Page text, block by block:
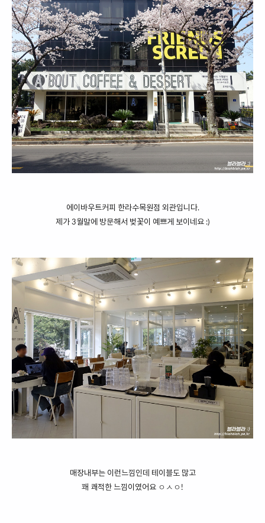
에이바우트커피 한라수목원점 외관입니다.
제가 3월말에 방문해서 벚꽃이 예쁘게 보이네요 :)
매장내부는 이런느낌인데 테이블도 많고
꽤 쾌적한 느낌이였어요 ㅇㅅㅇ!